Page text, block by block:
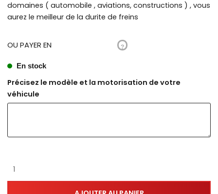
domaines ( automobile , aviations, constructions ) , vous
aurez le meilleur de la durite de freins
OU PAYER EN ?
En stock
Précisez le modèle et la motorisation de votre
véhicule